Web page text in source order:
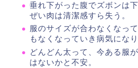
垂れ下がった腹でズボンは
ぜい肉は清潔感すら失う。
服のサイズが合わなくなっ
もなくなっていき病気にな
どんどん太って、今ある服
はないかと不安。